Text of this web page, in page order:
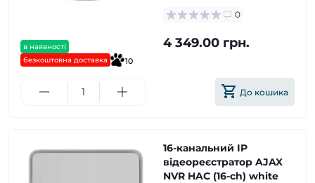
в наявності
безкоштовна доставка
10
0
4 349.00 грн.
До кошика
16-канальний IP
відеореєстратор AJAX
NVR HAC (16-ch) white